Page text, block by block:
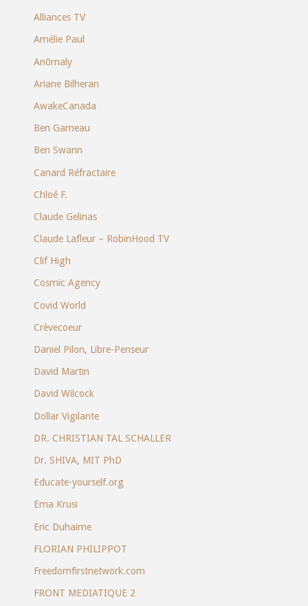
Alliances TV
Amélie Paul
An0maly
Ariane Bilheran
AwakeCanada
Ben Garneau
Ben Swann
Canard Réfractaire
Chloé F.
Claude Gelinas
Claude Lafleur – RobinHood TV
Clif High
Cosmic Agency
Covid World
Crèvecoeur
Daniel Pilon, Libre-Penseur
David Martin
David Wilcock
Dollar Vigilante
DR. CHRISTIAN TAL SCHALLER
Dr. SHIVA, MIT PhD
Educate-yourself.org
Ema Krusi
Eric Duhaime
FLORIAN PHILIPPOT
Freedomfirstnetwork.com
FRONT MEDIATIQUE 2